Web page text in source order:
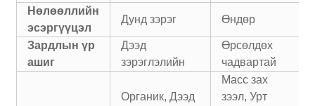
Нөлөөллийн
эсэргүүцэл
Дунд зэрэг Өндөр
Зардлын үр
ашиг
Дээд
зэрэглэлийн
Өрсөлдөх
чадвартай
Органик, Дээд
Масс зах
зээл, Урт